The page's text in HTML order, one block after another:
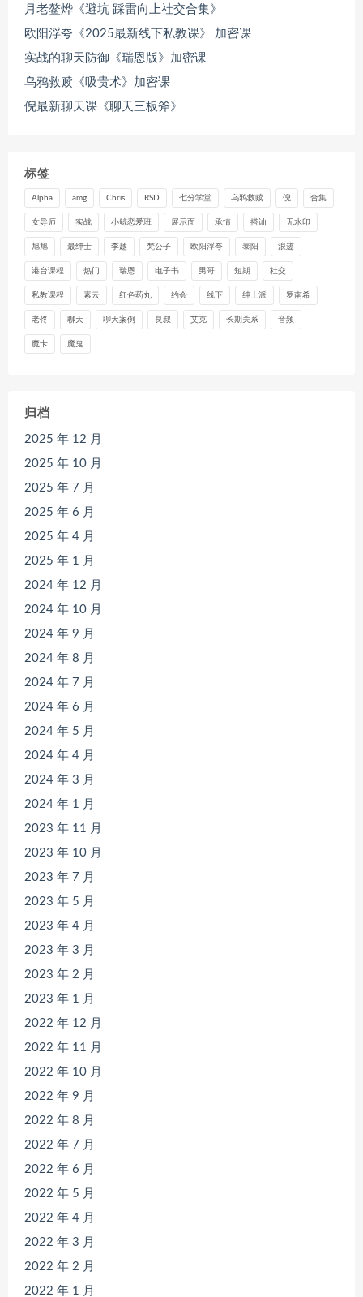
月老鳌烨《避坑 踩雷向上社交合集》
欧阳浮夸《2025最新线下私教课》 加密课
实战的聊天防御《瑞恩版》加密课
乌鸦救赎《吸贵术》加密课
倪最新聊天课《聊天三板斧》
标签
Alpha amg Chris RSD 七分学堂 乌鸦救赎 倪 合集
女导师 实战 小鲸恋爱班 展示面 承情 搭讪 无水印
旭旭 最绅士 李越 梵公子 欧阳浮夸 泰阳 浪迹
港台课程 热门 瑞恩 电子书 男哥 短期 社交
私教课程 素云 红色药丸 约会 线下 绅士派 罗南希
老佟 聊天 聊天案例 良叔 艾克 长期关系 音频
魔卡 魔鬼
归档
2025 年 12 月
2025 年 10 月
2025 年 7 月
2025 年 6 月
2025 年 4 月
2025 年 1 月
2024 年 12 月
2024 年 10 月
2024 年 9 月
2024 年 8 月
2024 年 7 月
2024 年 6 月
2024 年 5 月
2024 年 4 月
2024 年 3 月
2024 年 1 月
2023 年 11 月
2023 年 10 月
2023 年 7 月
2023 年 5 月
2023 年 4 月
2023 年 3 月
2023 年 2 月
2023 年 1 月
2022 年 12 月
2022 年 11 月
2022 年 10 月
2022 年 9 月
2022 年 8 月
2022 年 7 月
2022 年 6 月
2022 年 5 月
2022 年 4 月
2022 年 3 月
2022 年 2 月
2022 年 1 月